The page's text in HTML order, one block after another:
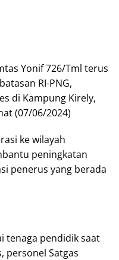
Yonif 726/Tml terus
RI-PNG,
di Kampung Kirely,
(07/06/2024)
ke wilayah
peningkatan
penerus yang berada
tenaga pendidik saat
personel Satgas